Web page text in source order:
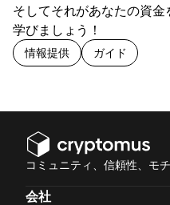
そしてそれがあなたの資
学びましょう！
情報提供 ガイド
コミュニティ、信頼性、モ
会社